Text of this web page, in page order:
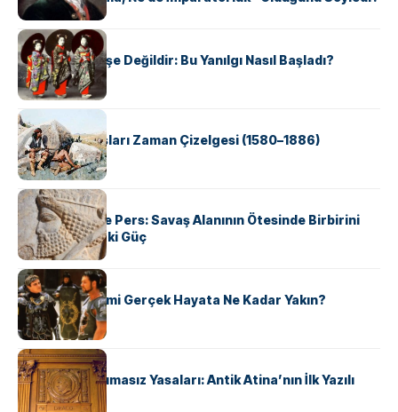
KÜLTÜR
Geyşalar Fahişe Değildir: Bu Yanılgı Nasıl Başladı?
KÜLTÜR
Apache Savaşları Zaman Çizelgesi (1580–1886)
KÜLTÜR
Antik Yunan ve Pers: Savaş Alanının Ötesinde Birbirini
Şekillendiren İki Güç
KÜLTÜR
‘Gladiator’ Filmi Gerçek Hayata Ne Kadar Yakın?
KÜLTÜR
Draco’nun Acımasız Yasaları: Antik Atina’nın İlk Yazılı
Hukuk Kodu